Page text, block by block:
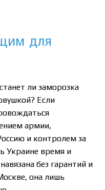
для
ли заморозка
Если
армии,
и контролем за
Украине время и
без гарантий и
она лишь